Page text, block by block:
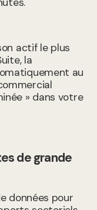
actif le plus
la
au
» dans votre
de grande
données pour